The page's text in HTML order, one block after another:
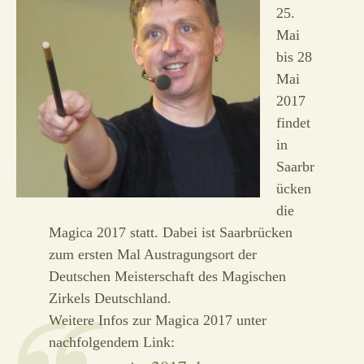
25.
Mai
bis 28
Mai
2017
findet
in
Saarbr
ücken
die
Magica 2017 statt. Dabei ist Saarbrücken
zum ersten Mal Austragungsort der
Deutschen Meisterschaft des Magischen
Zirkels Deutschland.
Weitere Infos zur Magica 2017 unter
nachfolgendem Link: